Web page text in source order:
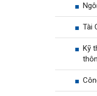
Tài
Kỹ